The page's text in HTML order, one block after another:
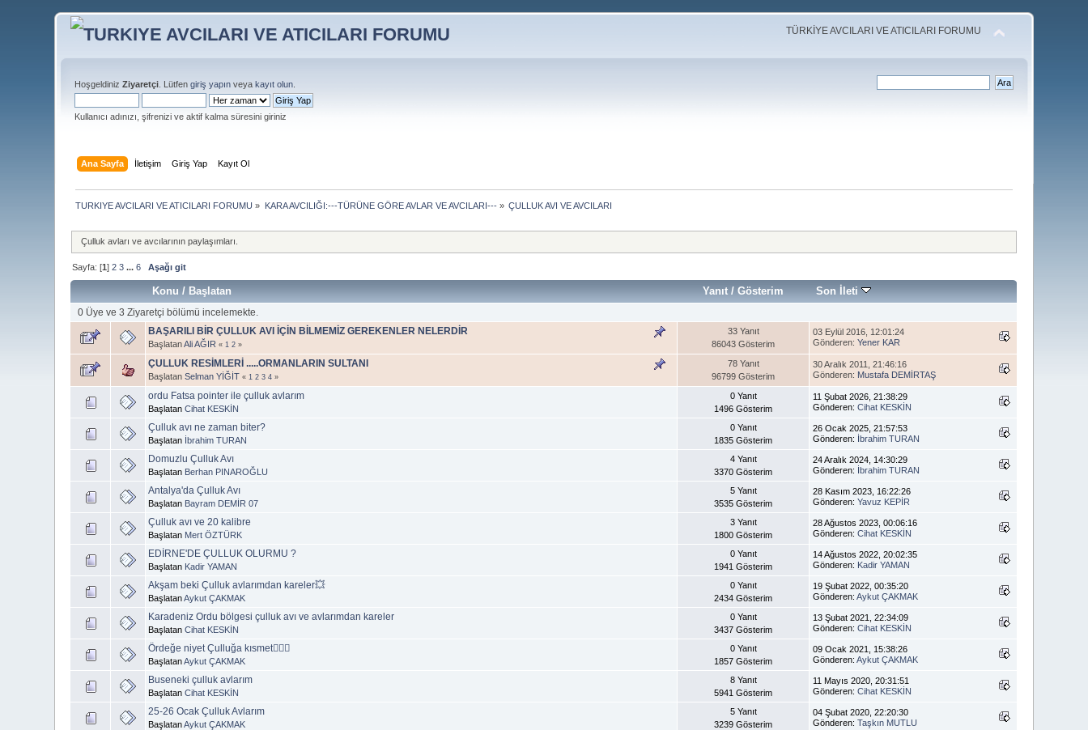
TÜRKİYE AVCILARI VE ATICILARI FORUMU
HoşgeldinizZiyaretçi . Lütfengiriş yapın veyakayıt olun
Kullanıcı adınızı, şifrenizi ve aktif kalma süresini giriniz
Ana Sayfa İletişim Giriş Yap Kayıt Ol
TURKIYE AVCILARI VE ATICILARI FORUMU » KARA AVCILIĞI:---TÜRÜNE GÖRE AVLAR VE AVCILARI---» ÇULLUK AVI VE AVCILARI
Çulluk avları ve avcılarının paylaşımları.
Sayfa: [1]2 3 ...6 Aşağı git
Konu / Başlatan Yanıt/ Gösterim Son İleti
0 Üye ve 3 Ziyaretçi bölümü incelemekte.
BAŞARILI BİR ÇULLUK AVI İÇİN BİLMEMİZ GEREKENLER NELERDİR
BaşlatanAli AĞIR « 1 2 »
33 Yanıt
86043 Gösterim
03 Eylül 2016, 12:01:24
Gönderen:Yener KAR
ÇULLUK RESİMLERİ .....ORMANLARIN SULTANI
BaşlatanSelman YİĞİT « 1 2 3 4 »
78 Yanıt
96799 Gösterim
30 Aralık 2011, 21:46:16
Gönderen: Mustafa DEMİRTAŞ
ordu Fatsa pointer ile çulluk avlarım
BaşlatanCihat KESKİN
0 Yanıt
1496 Gösterim
11 Şubat 2026, 21:38:29
Gönderen:Cihat KESKİN
Çulluk avı ne zaman biter?
Başlatan İbrahim TURAN
0 Yanıt
1835 Gösterim
26 Ocak 2025, 21:57:53
Gönderen: İbrahim TURAN
Domuzlu Çulluk Avı
Başlatan Berhan PINAROĞLU
4 Yanıt
3370 Gösterim
24 Aralık 2024, 14:30:29
Gönderen: İbrahim TURAN
Antalya'da Çulluk Avı
Başlatan Bayram DEMİR 07
5 Yanıt
3535 Gösterim
28 Kasım 2023, 16:22:26
Gönderen:Yavuz KEPİR
Çulluk avı ve 20 kalibre
Başlatan Mert ÖZTÜRK
3 Yanıt
1800 Gösterim
28 Ağustos 2023, 00:06:16
Gönderen:Cihat KESKİN
EDİRNE'DE ÇULLUK OLURMU ?
Başlatan Kadir YAMAN
0 Yanıt
1941 Gösterim
14 Ağustos 2022, 20:02:35
Gönderen: Kadir YAMAN
Akşam beki Çulluk avlarımdan kareler💥
BaşlatanAykut ÇAKMAK
0 Yanıt
2434 Gösterim
19 Şubat 2022, 00:35:20
Gönderen:Aykut ÇAKMAK
Karadeniz Ordu bölgesi çulluk avı ve avlarımdan kareler
BaşlatanCihat KESKİN
0 Yanıt
3437 Gösterim
13 Şubat 2021, 22:34:09
Gönderen:Cihat KESKİN
Ördeğe niyet Çulluğa kısmet🤷🏼‍♂️
BaşlatanAykut ÇAKMAK
0 Yanıt
1857 Gösterim
09 Ocak 2021, 15:38:26
Gönderen:Aykut ÇAKMAK
Buseneki çulluk avlarım
BaşlatanCihat KESKİN
8 Yanıt
5941 Gösterim
11 Mayıs 2020, 20:31:51
Gönderen:Cihat KESKİN
25-26 Ocak Çulluk Avlarım
BaşlatanAykut ÇAKMAK
5 Yanıt
3239 Gösterim
04 Şubat 2020, 22:20:30
Gönderen:Taşkın MUTLU